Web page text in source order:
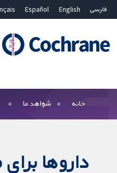
فارسی English
Español
بستن جستجو ✖
خانه شواهد ما
داروها